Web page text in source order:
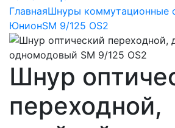
ГлавнаяШнуры коммутационные
ЮнионSM 9/125 OS2
Шнур
переходной,